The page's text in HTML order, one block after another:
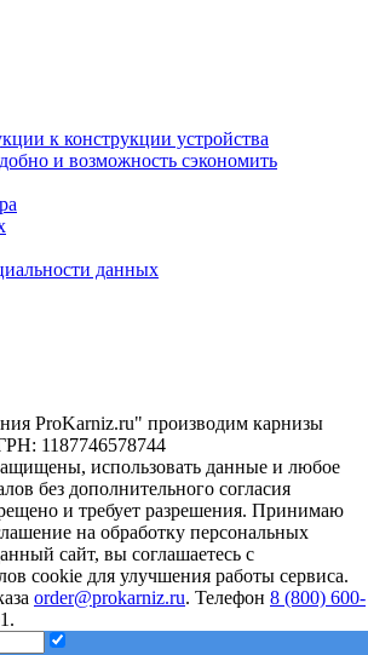
к конструкции устройства
и возможность сэкономить
данных
ProKarniz.ru" производим карнизы
1187746578744
использовать данные и любое
без дополнительного согласия
и требует разрешения. Принимаю
на обработку персональных
сайт, вы соглашаетесь с
cookie для улучшения работы сервиса.
order@prokarniz.ru. Телефон 8 (800) 600-